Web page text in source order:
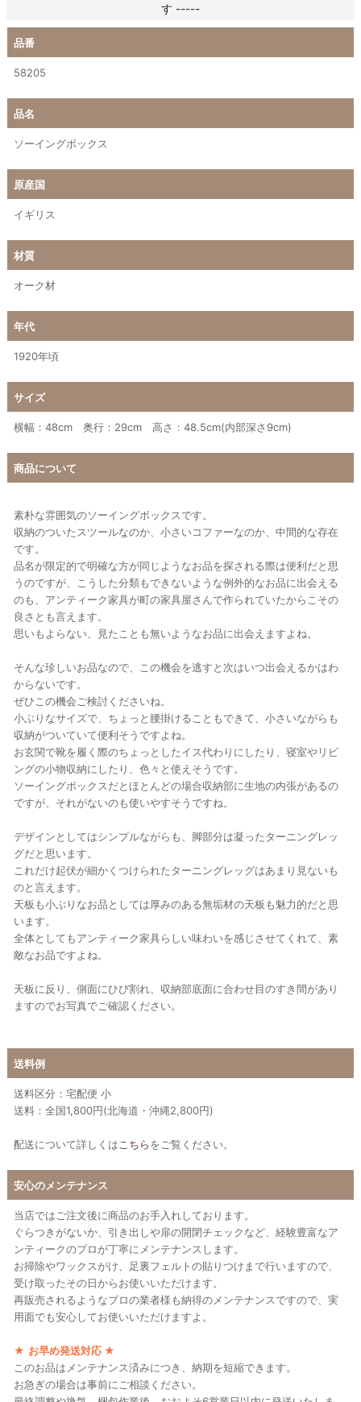
す -----
品番
58205
品名
ソーイングボックス
原産国
イギリス
材質
オーク材
年代
1920年頃
サイズ
横幅：48cm 奥行：29cm 高さ：48.5cm(内部深さ9cm)
商品について
素朴な雰囲気のソーイングボックスです。
収納のついたスツールなのか、小さいコファーなのか、中間的な存在
です。
品名が限定的で明確な方が同じようなお品を探される際は便利だと思
うのですが、こうした分類もできないような例外的なお品に出会える
のも、アンティーク家具が町の家具屋さんで作られていたからこその
良さとも言えます。
思いもよらない、見たことも無いようなお品に出会えますよね。
そんな珍しいお品なので、この機会を逃すと次はいつ出会えるかはわ
からないです。
ぜひこの機会ご検討くださいね。
小ぶりなサイズで、ちょっと腰掛けることもできて、小さいながらも
収納がついていて便利そうですよね。
お玄関で靴を履く際のちょっとしたイス代わりにしたり、寝室やリビ
ングの小物収納にしたり、色々と使えそうです。
ソーイングボックスだとほとんどの場合収納部に生地の内張があるの
ですが、それがないのも使いやすそうですね。
デザインとしてはシンプルながらも、脚部分は凝ったターニングレッ
グだと思います。
これだけ起伏が細かくつけられたターニングレッグはあまり見ないも
のと言えます。
天板も小ぶりなお品としては厚みのある無垢材の天板も魅力的だと思
います。
全体としてもアンティーク家具らしい味わいを感じさせてくれて、素
敵なお品ですよね。
天板に反り、側面にひび割れ、収納部底面に合わせ目のすき間があり
ますのでお写真でご確認ください。
送料例
送料区分：宅配便 小
送料：全国1,800円(北海道・沖縄2,800円)
配送について詳しくは こちらをご覧ください。
安心のメンテナンス
当店ではご注文後に商品のお手入れしております。
ぐらつきがないか、引き出しや扉の開閉チェックなど、経験豊富なア
ンティークのプロが丁寧にメンテナンスします。
お掃除やワックスがけ、足裏フェルトの貼りつけまで行いますので、
受け取ったその日からお使いいただけます。
再販売されるようなプロの業者様も納得のメンテナンスですので、実
用面でも安心してお使いいただけますよ。
★ お早め発送対応 ★
このお品はメンテナンス済みにつき、納期を短縮できます。
お急ぎの場合は事前にご相談ください。